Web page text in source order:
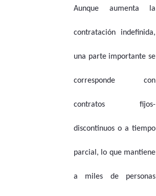
Aunque aumenta la
contratación indefinida,
una parte importante se
corresponde con
contratos fijos-
discontinuos o a tiempo
parcial, lo que mantiene
a miles de personas